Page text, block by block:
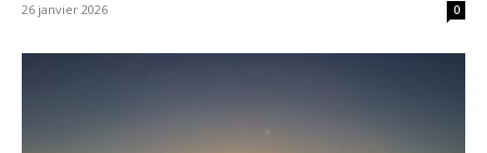
26 janvier 2026 0